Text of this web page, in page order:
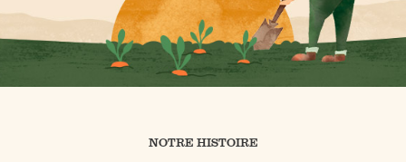
NOTRE HISTOIRE